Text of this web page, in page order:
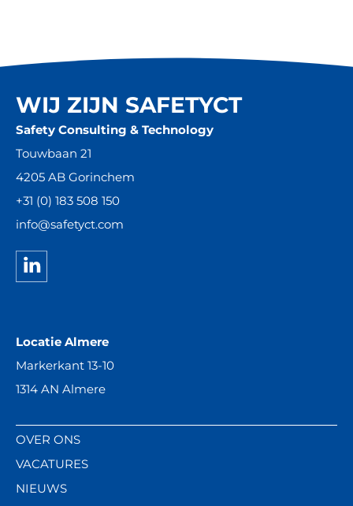
WIJ ZIJN SAFETYCT
Safety Consulting & Technology
Touwbaan 21
4205 AB Gorinchem
+31 (0) 183 508 150
info@safetyct.com
Locatie Almere
Markerkant 13-10
1314 AN Almere
OVER ONS
VACATURES
NIEUWS